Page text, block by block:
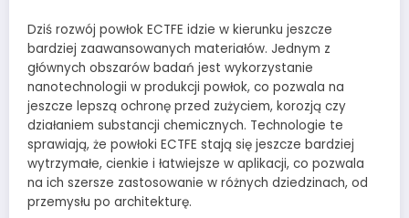
Dziś rozwój powłok ECTFE idzie w kierunku jeszcze
bardziej zaawansowanych materiałów. Jednym z
głównych obszarów badań jest wykorzystanie
nanotechnologii w produkcji powłok, co pozwala na
jeszcze lepszą ochronę przed zużyciem, korozją czy
działaniem substancji chemicznych. Technologie te
sprawiają, że powłoki ECTFE stają się jeszcze bardziej
wytrzymałe, cienkie i łatwiejsze w aplikacji, co pozwala
na ich szersze zastosowanie w różnych dziedzinach, od
przemysłu po architekturę.